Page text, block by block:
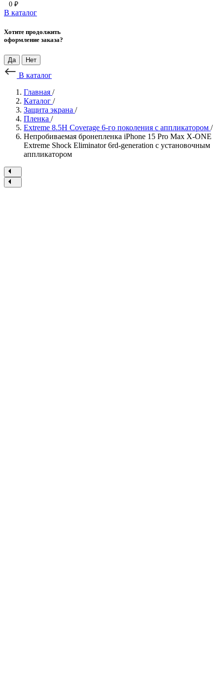
0 ₽
В каталог
Хотите продолжить
оформление заказа?
Да Нет
В каталог
Главная /
Каталог /
Защита экрана /
Пленка /
Extreme 8.5H Coverage 6-го поколения с аппликатором /
Непробиваемая бронепленка iPhone 15 Pro Max X-ONE
Extreme Shock Eliminator 6rd-generation с установочным
аппликатором